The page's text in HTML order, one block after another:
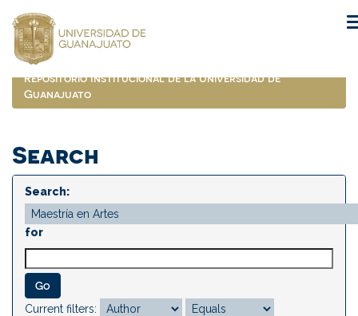
navigation
Repositorio Institucional de la Universidad de
Guanajuato
Search
Search:
for
Current filters: